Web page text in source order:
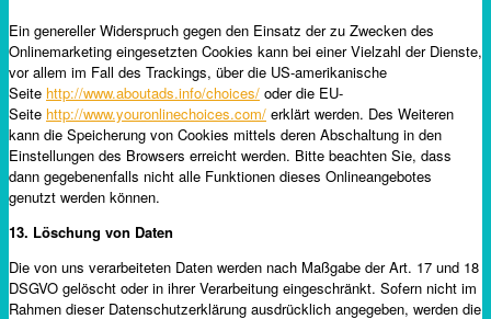
Ein genereller Widerspruch gegen den Einsatz der zu Zwecken des
Onlinemarketing eingesetzten Cookies kann bei einer Vielzahl der Dienste,
vor allem im Fall des Trackings, über die US-amerikanische
Seite http://www.aboutads.info/choices/ oder die EU-
Seite http://www.youronlinechoices.com/ erklärt werden. Des Weiteren
kann die Speicherung von Cookies mittels deren Abschaltung in den
Einstellungen des Browsers erreicht werden. Bitte beachten Sie, dass
dann gegebenenfalls nicht alle Funktionen dieses Onlineangebotes
genutzt werden können.
13. Löschung von Daten
Die von uns verarbeiteten Daten werden nach Maßgabe der Art. 17 und 18
DSGVO gelöscht oder in ihrer Verarbeitung eingeschränkt. Sofern nicht im
Rahmen dieser Datenschutzerklärung ausdrücklich angegeben, werden die